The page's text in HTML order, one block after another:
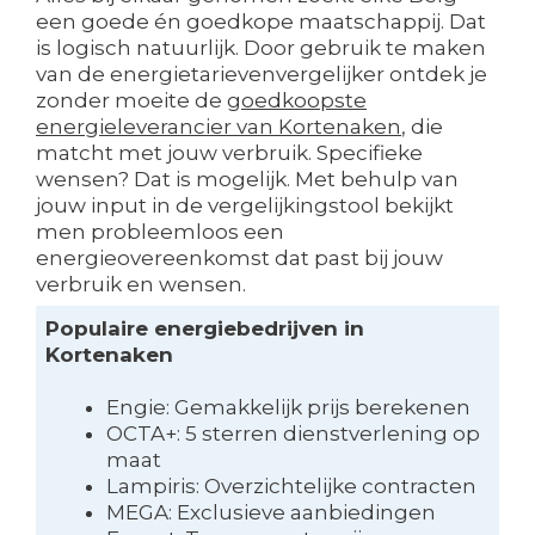
een goede én goedkope maatschappij. Dat
is logisch natuurlijk. Door gebruik te maken
van de energietarievenvergelijker ontdek je
zonder moeite de goedkoopste
energieleverancier van Kortenaken, die
matcht met jouw verbruik. Specifieke
wensen? Dat is mogelijk. Met behulp van
jouw input in de vergelijkingstool bekijkt
men probleemloos een
energieovereenkomst dat past bij jouw
verbruik en wensen.
Populaire energiebedrijven in
Kortenaken
Engie: Gemakkelijk prijs berekenen
OCTA+: 5 sterren dienstverlening op
maat
Lampiris: Overzichtelijke contracten
MEGA: Exclusieve aanbiedingen